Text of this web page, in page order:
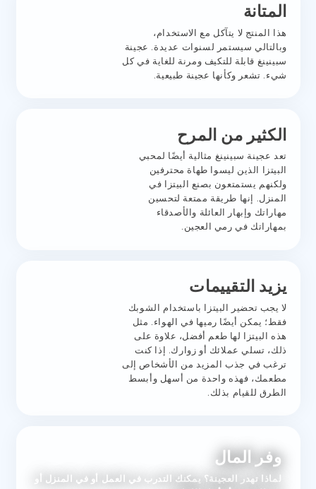
المتانة
هذا المنتج لا يتآكل مع الاستخدام،
وبالتالي سيستمر لسنوات عديدة. عجينة
سبينينغ قابلة للتكيف ومرنة للغاية في كل
شيء. تشعر وكأنها عجينة طبيعية.
الكثير من المرح
تعد عجينة سبينينغ مثالية أيضًا لمحبي
البيتزا الذين ليسوا طهاة محترفين
ولكنهم يستمتعون بصنع البيتزا في
المنزل. إنها طريقة ممتعة لتحسين
مهاراتك وإبهار العائلة والأصدقاء
بمهاراتك في رمي العجين.
يزيد التقييمات
لا يجب تحضير البيتزا باستخدام الشوبك
فقط؛ يمكن أيضًا رميها في الهواء. مثل
هذه البيتزا لها طعم أفضل، علاوة على
ذلك، تسلي عملائك أو زوارك. إذا كنت
ترغب في جذب المزيد من الأشخاص إلى
مطعمك، فهذه واحدة من أسهل وأبسط
الطرق للقيام بذلك.
وفر المال
لماذا تهدر العجينة؟ يمكنك التدرب في العمل أو في المنزل أو